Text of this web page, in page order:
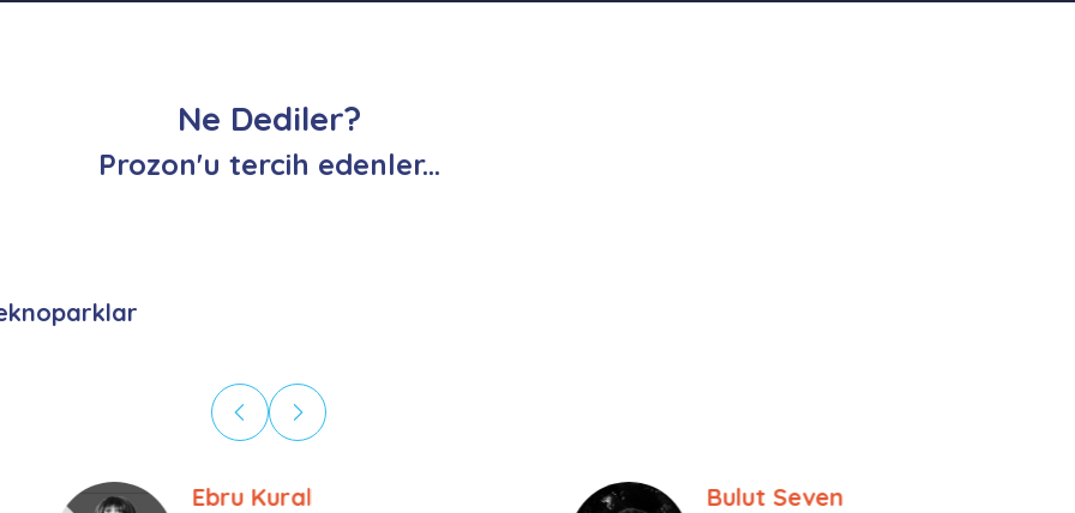
Ne Dediler?
Prozon'u tercih edenler...
Bulut Seven Tolga Cinisli